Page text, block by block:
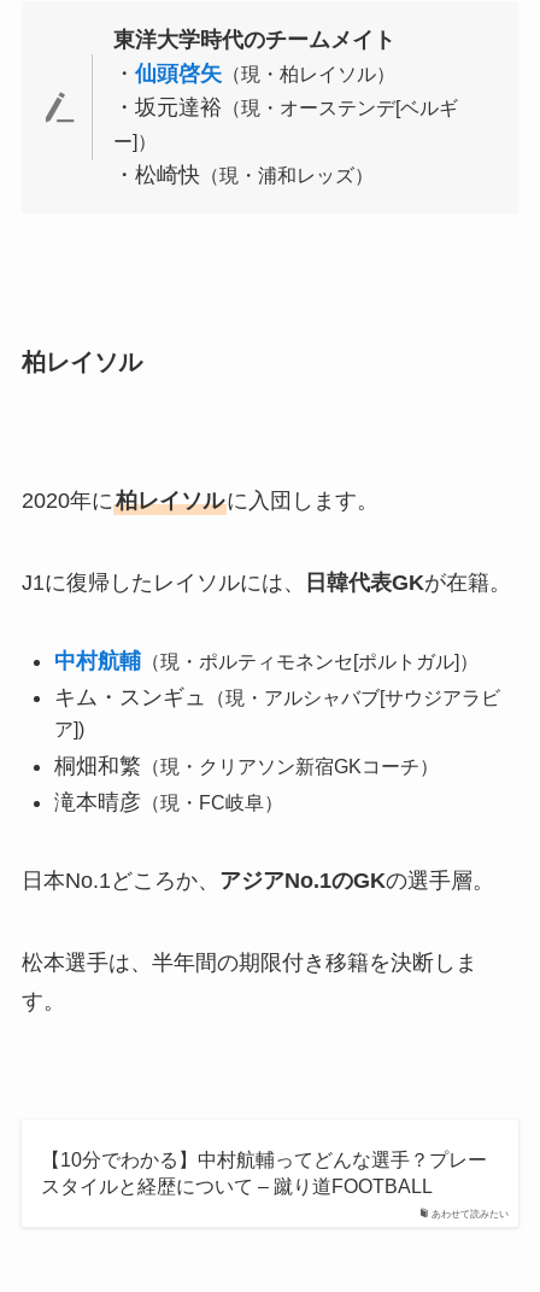
東洋大学時代のチームメイト
・仙頭啓矢 （現・柏レイソル）
・坂元達裕 （現・オーステンデ[ベルギ
ー]）
・松崎快 （現・浦和レッズ）
柏レイソル
2020年に柏レイソルに入団します。
J1に復帰したレイソルには、 日韓代表GKが在籍。
中村航輔（現・ポルティモネンセ[ポルトガル]）
キム・スンギュ （現・アルシャバブ[サウジアラビ
ア])
桐畑和繁 （現・クリアソン新宿GKコーチ）
滝本晴彦（現・FC岐阜）
日本No.1どころか、 アジアNo.1のGKの選手層。
松本選手は、半年間の期限付き移籍を決断しま
す。
あわせて読みたい
【10分でわかる】中村航輔ってどんな選手？プレー
スタイルと経歴について – 蹴り道FOOTBALL